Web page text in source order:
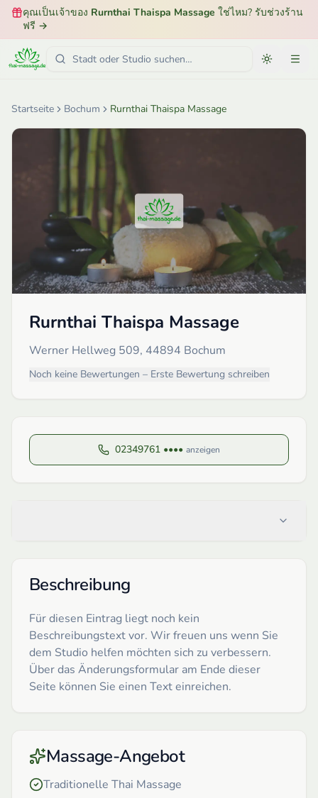
คุณเป็นเจ้าของ Rurnthai Thaispa Massage ใช่ไหม? รับช่วงร้าน
ฟรี →
Startseite Bochum Rurnthai Thaispa Massage
Rurnthai Thaispa Massage
Werner Hellweg 509, 44894 Bochum
Noch keine Bewertungen – Erste Bewertung schreiben
02349761 •••• anzeigen
Beschreibung
Für diesen Eintrag liegt noch kein
Beschreibungstext vor. Wir freuen uns wenn Sie
dem Studio helfen möchten sich zu verbessern.
Über das Änderungsformular am Ende dieser
Seite können Sie einen Text einreichen.
Massage-Angebot
Traditionelle Thai Massage